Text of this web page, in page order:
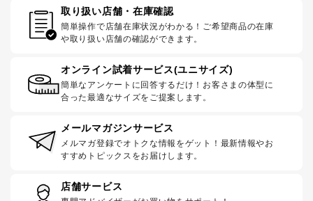
取り扱い店舗・在庫確認
簡単操作で店舗在庫状況がわかる！ご希望商品の在庫
や取り扱い店舗の確認ができます。
オンライン試着サービス(ユニサイズ)
簡単なアンケートに回答するだけ！お客さまの体型に
合った最適なサイズをご提案します。
メールマガジンサービス
メルマガ登録でオトクな情報をゲット！最新情報やお
すすめトピックスをお届けします。
店舗サービス